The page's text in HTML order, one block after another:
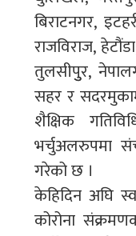
बिराटनगर,
राजविराज,
तुलसीपुुर,
सहर र
शैक्षिक
भर्चुअलरुपमा
गरेको छ ।
केहिदिन अघि
कोरोना